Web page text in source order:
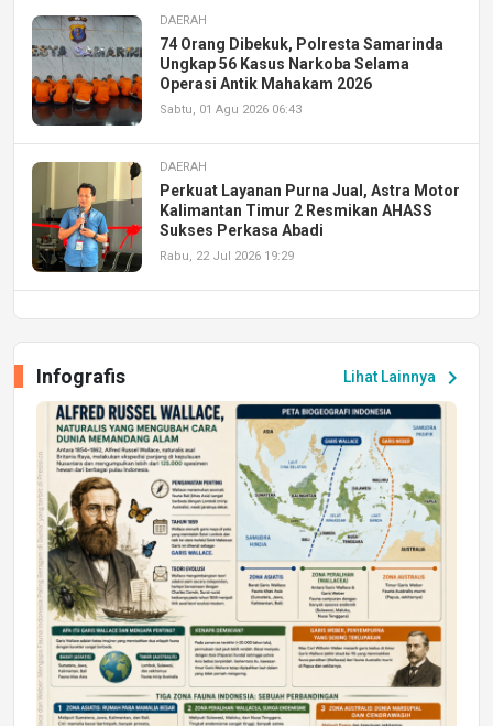
DAERAH
74 Orang Dibekuk, Polresta Samarinda
Ungkap 56 Kasus Narkoba Selama
Operasi Antik Mahakam 2026
Sabtu, 01 Agu 2026 06:43
DAERAH
Perkuat Layanan Purna Jual, Astra Motor
Kalimantan Timur 2 Resmikan AHASS
Sukses Perkasa Abadi
Rabu, 22 Jul 2026 19:29
Peluang Kerja dan Magang
Jumat, 17 Jul 2026 22:30
DAERAH
Astra Motor Kalimantan Timur 2 Dukung
Mahasiswa Samarinda dalam Astra
Honda SDGs Future Leaders 2026
Jumat, 10 Jul 2026 19:01
Lihat Lainnya chevron_right
Infografis